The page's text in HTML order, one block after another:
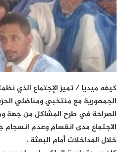
كيفه ميديا / تميز الإجتماع الذي
الجمهورية مع منتخبي ومناضلي
الصراحة في طرح المشاكل من جهة
الاجتماع مدى انقسام وعدم انسجام
خلال المداخلات أمام البعثة .